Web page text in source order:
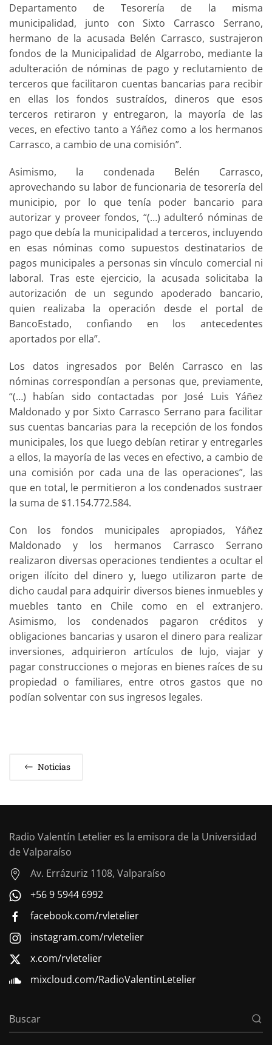
Departamento de Tesorería de la misma
municipalidad, junto con Sixto Carrasco Serrano,
hermano de la acusada Belén Carrasco, sustrajeron
fondos de la Municipalidad de Algarrobo, mediante la
adulteración de nóminas de pago y reclutamiento de
terceros que facilitaron cuentas bancarias para recibir
en ellas los fondos sustraídos, dineros que esos
terceros retiraron y entregaron, la mayoría de las
veces, en efectivo tanto a Yáñez como a los hermanos
Carrasco, a cambio de una comisión”.
Asimismo, la condenada Belén Carrasco,
aprovechando su labor de funcionaria de tesorería del
municipio, por lo que tenía poder bancario para
autorizar y proveer fondos, “(…) adulteró nóminas de
pago que debía la municipalidad a terceros, incluyendo
en esas nóminas como supuestos destinatarios de
pagos municipales a personas sin vínculo comercial ni
laboral. Tras este ejercicio, la acusada solicitaba la
autorización de un segundo apoderado bancario,
quien realizaba la operación desde el portal de
BancoEstado, confiando en los antecedentes
aportados por ella”.
Los datos ingresados por Belén Carrasco en las
nóminas correspondían a personas que, previamente,
“(…) habían sido contactadas por José Luis Yáñez
Maldonado y por Sixto Carrasco Serrano para facilitar
sus cuentas bancarias para la recepción de los fondos
municipales, los que luego debían retirar y entregarles
a ellos, la mayoría de las veces en efectivo, a cambio de
una comisión por cada una de las operaciones”, las
que en total, le permitieron a los condenados sustraer
la suma de $1.154.772.584.
Con los fondos municipales apropiados, Yáñez
Maldonado y los hermanos Carrasco Serrano
realizaron diversas operaciones tendientes a ocultar el
origen ilícito del dinero y, luego utilizaron parte de
dicho caudal para adquirir diversos bienes inmuebles y
muebles tanto en Chile como en el extranjero.
Asimismo, los condenados pagaron créditos y
obligaciones bancarias y usaron el dinero para realizar
inversiones, adquirieron artículos de lujo, viajar y
pagar construcciones o mejoras en bienes raíces de su
propiedad o familiares, entre otros gastos que no
podían solventar con sus ingresos legales.
Noticias
Radio Valentín Letelier es la emisora de la Universidad
de Valparaíso
Av. Errázuriz 1108, Valparaíso
+56 9 5944 6992
facebook.com/rvletelier
instagram.com/rvletelier
x.com/rvletelier
mixcloud.com/RadioValentinLetelier